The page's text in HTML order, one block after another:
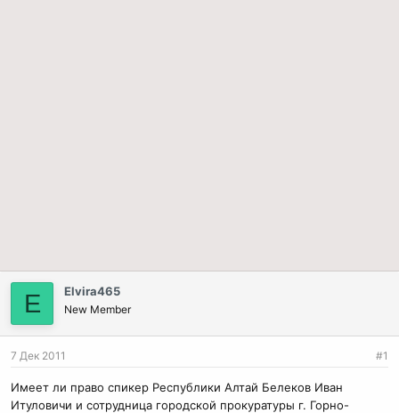
E Elvira465
New Member
7 Дек 2011 #1
Имеет ли право спикер Республики Алтай Белеков Иван
Итуловичи и сотрудница городской прокуратуры г. Горно-